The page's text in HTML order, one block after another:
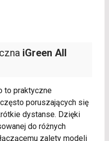
iGreen All
to praktyczne
poruszających się
dystanse. Dzięki
do różnych
zalety modeli